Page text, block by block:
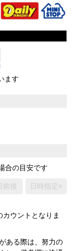
ます
合の目安です
前後 日時指定×
ウントとなりま
ある際は、努力の